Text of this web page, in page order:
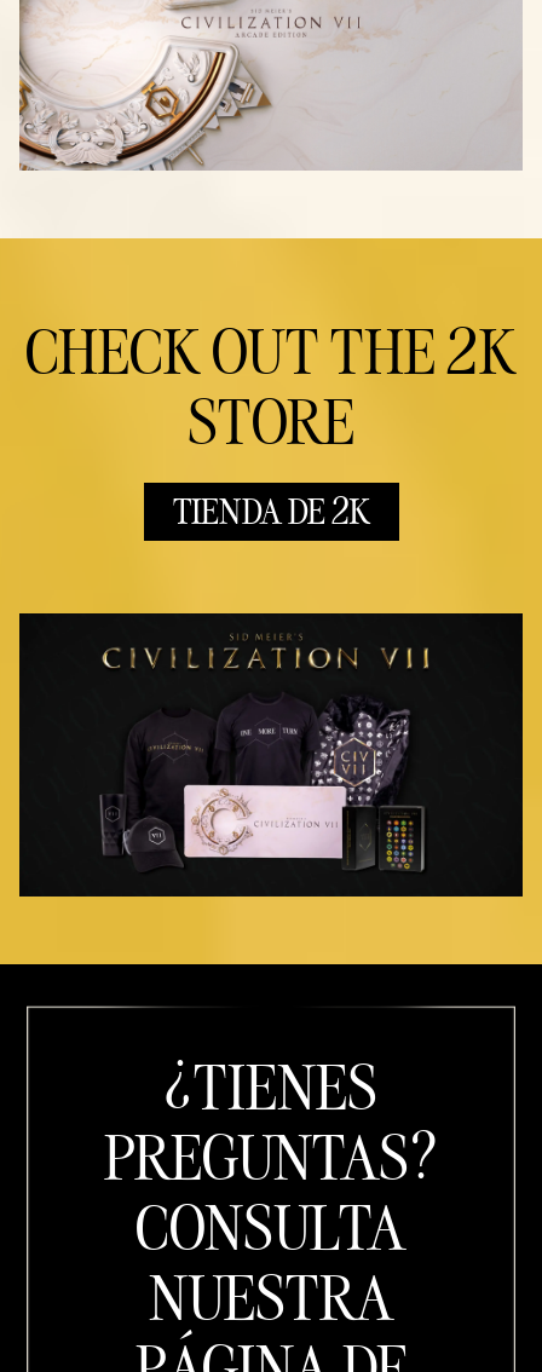
CHECK OUT THE 2K
STORE
TIENDA DE 2K
¿TIENES
PREGUNTAS?
CONSULTA
NUESTRA